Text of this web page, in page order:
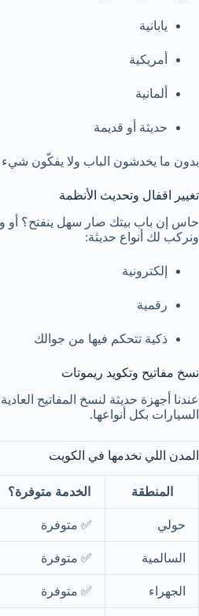
يابانية
أمريكية
ألمانية
حديثة أو قديمة
بدون ما يخدشون الباب ولا يفكّون
تغيير اقفال وتحديث الأنظمة
حاس إن باب بيتك صار سهل ينفتح؟ أو
ونركب لك أنواع حديثة:
إلكترونية
رقمية
ذكية تتحكم فيها من جوالك
نسخ مفاتيح وتكويد ريموتات
عندنا أجهزة حديثة لنسخ المفاتيح
السيارات بكل أنواعها.
المدن اللي نخدمها في الكويت
المنطقة الخدمة متوفرة؟
حولي ✅ متوفرة
السالمية ✅ متوفرة
الجهراء ✅ متوفرة